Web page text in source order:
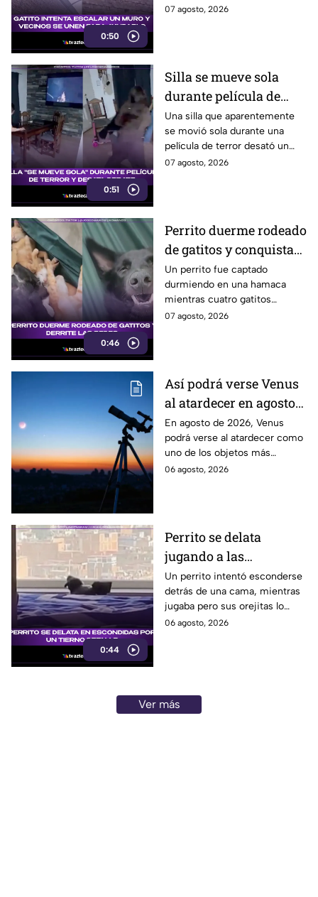
0:50
manta para protegerlo
07 agosto, 2026
0:51
Silla se mueve sola
durante película de
terror y se vuelve viral
Una silla que aparentemente
se movió sola durante una
película de terror desató un
intenso debate entre usuarios
07 agosto, 2026
0:46
Perrito duerme rodeado
de gatitos y conquista
las redes
Un perrito fue captado
durmiendo en una hamaca
mientras cuatro gatitos
descansaban abrazados y
07 agosto, 2026
Así podrá verse Venus
al atardecer en agosto
este 2026: ¿Cuándo y
dónde observarlo
desde Puebla?
En agosto de 2026, Venus
podrá verse al atardecer como
uno de los objetos más
brillantes del cielo. Conoce la
06 agosto, 2026
0:44
Perrito se delata
jugando a las
escondidas y conquista
las redes
Un perrito intentó esconderse
detrás de una cama, mientras
jugaba pero sus orejitas lo
delataron. El tierno video
06 agosto, 2026
Ver más